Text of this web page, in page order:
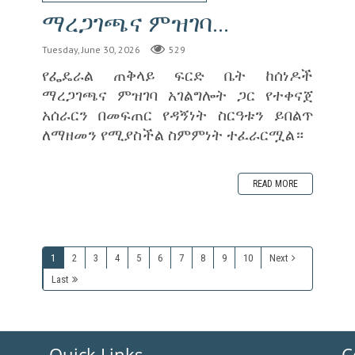
ማረጋገጫና ምዝገባ...
Tuesday, June 30, 2026 529
‎የፌዴራል ጠቅላይ ፍርድ ቤት ከሰነዶች
ማረጋገጫና ምዝገባ አገልግሎት ጋር የተቀናጀ
አሰራርን በመፍጠር የዳኝነት ስርዓቱን ይበልጥ
ለማዘመን የሚያስችል ስምምነት ተፈራርሟል።
READ MORE
1 2 3 4 5 6 7 8 9 10
Next
Last